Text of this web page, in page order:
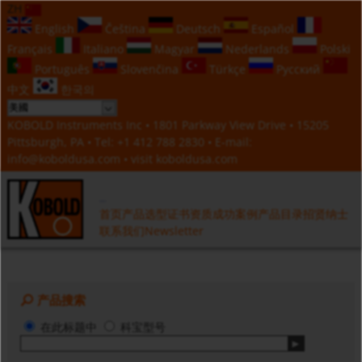
English
Čeština Deutsch
Español
Français
Italiano Magyar Nederlands
Polski
Português
Slovenčina Türkçe
Русский
中文
한국의
KOBOLD Instruments Inc • 1801 Parkway View Drive • 15205
Pittsburgh, PA • Tel:
+1 412 788 2830 • E-mail:
info@koboldusa.com • visit koboldusa.com
首页 产品选型 证书资质 成功案例 产品目录 招贤纳士
联系我们 Newsletter
产品搜索
在此标题中 科宝型号